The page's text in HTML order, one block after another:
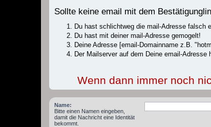
Sollte keine email mit dem
Du hast schlichtweg die mail-Adresse falsch
Du hast mit deiner mail-Adresse gemogelt!
Deine Adresse [email-Domainname z.B.
Der Mailserver auf dem Deine email-
Wenn dann immer noch
Name:
Bitte einen Namen eingeben,
damit die Nachricht eine Identität
bekommt.